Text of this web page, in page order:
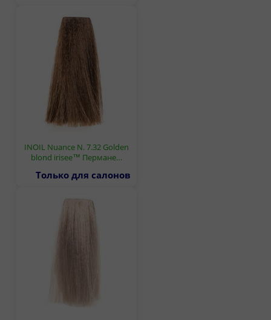
INOIL Nuance N. 7.32 Golden
blond irisee™ Пермане…
Только для салонов